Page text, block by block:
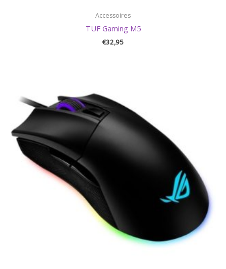
Accessoires
TUF Gaming M5
€32,95